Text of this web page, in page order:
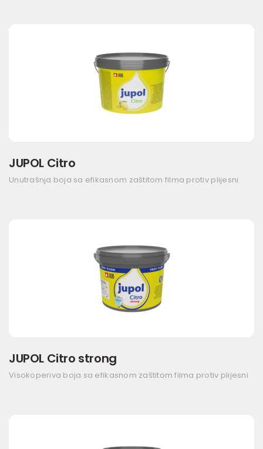
JUPOL Citro
Unutrašnja boja sa efikasnom zaštitom filma protiv plijesni
JUPOL Citro strong
Visokoperiva boja sa efikasnom zaštitom filma protiv plijesni